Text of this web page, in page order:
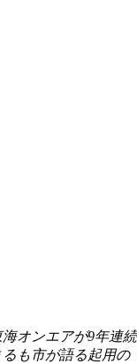
オンエアが9年連続
るも市が語る起用の